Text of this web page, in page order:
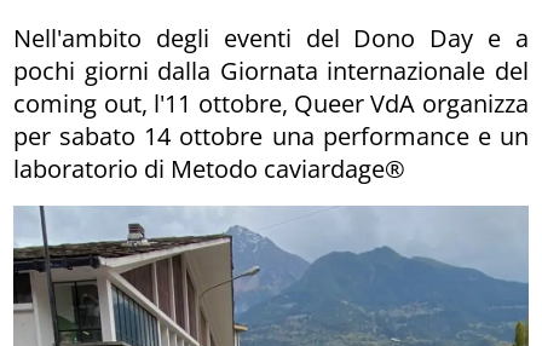
Nell'ambito degli eventi del Dono Day e a
pochi giorni dalla Giornata internazionale del
coming out, l'11 ottobre, Queer VdA organizza
per sabato 14 ottobre una performance e un
laboratorio di Metodo caviardage®